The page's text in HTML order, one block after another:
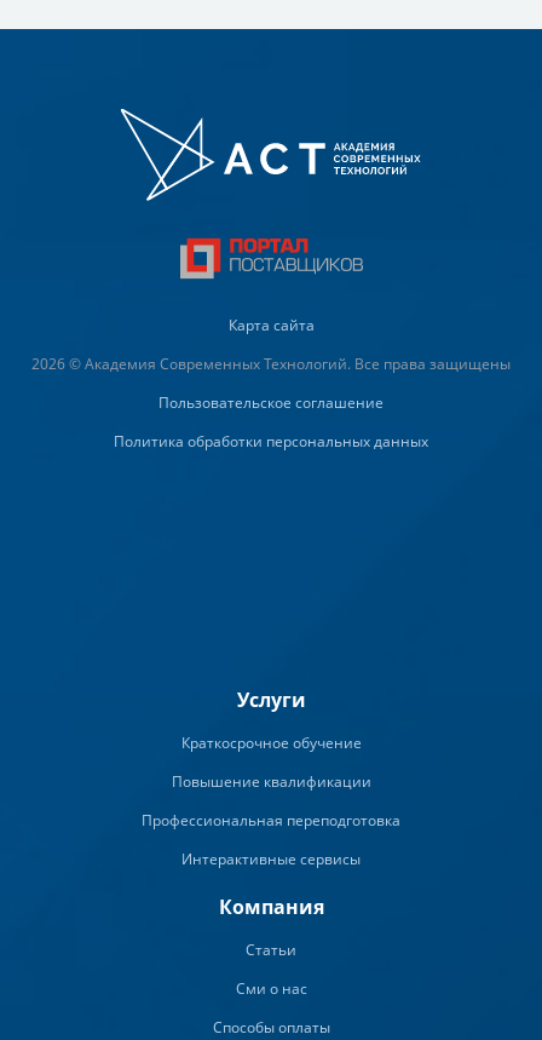
Карта сайта
2026 © Академия Современных Технологий. Все права защищены
Пользовательское соглашение
Политика обработки персональных данных
Услуги
Краткосрочное обучение
Повышение квалификации
Профессиональная переподготовка
Интерактивные сервисы
Компания
Статьи
Сми о нас
Способы оплаты